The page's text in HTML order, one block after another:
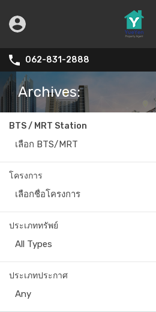
062-831-2888
Archives:
BTS / MRT Station
เลือก BTS/MRT
โครงการ
เลือกชื่อโครงการ
ประเภททรัพย์
All Types
ประเภทประกาศ
Any